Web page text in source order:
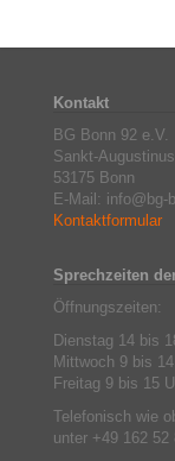
Kontakt
BG Bonn 92 e.V.
Sankt-
53175 Bonn
E-Mail: info@bg-
Kontaktformular
Sprechzeiten
Öffnungszeiten:
Dienstag 14 bis
Mittwoch 9 bis
Freitag 9 bis 15
Telefonisch wie
unter +49 162 52